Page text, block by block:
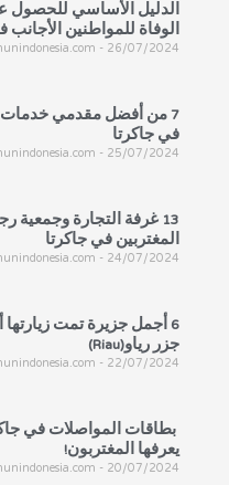
الدليل الأساسي للحصول
الوفاة للمواطنين الأجانب
26/07/2024
7 من أفضل مقدمي خدمات
في جاكرتا
25/07/2024
13 غرفة التجارة وجمعية
المغتربين في جاكرتا
24/07/2024
6 أجمل جزيرة تمت
جزر رياو(Riau)
22/07/2024
بطاقات المواصلات في
يعرفها المغتربون!
20/07/2024